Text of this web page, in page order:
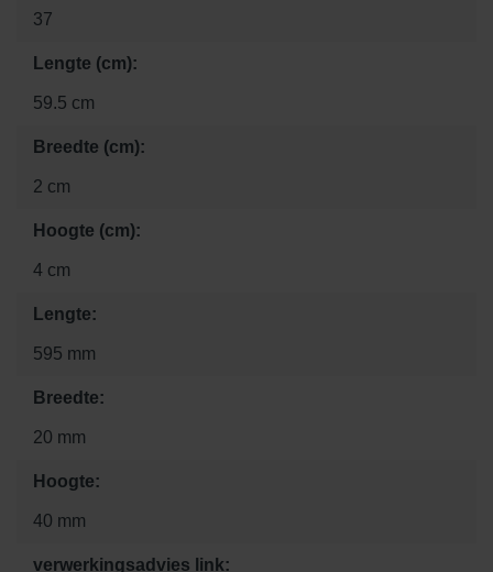
37
Lengte (cm):
59.5 cm
Breedte (cm):
2 cm
Hoogte (cm):
4 cm
Lengte:
595 mm
Breedte:
20 mm
Hoogte:
40 mm
verwerkingsadvies link: